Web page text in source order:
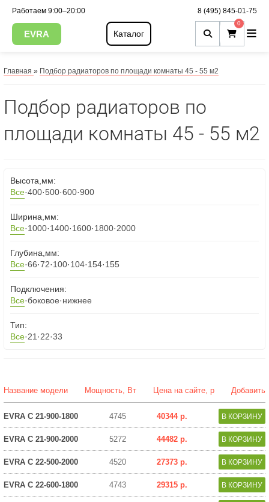
Работаем 9:00–20:00 8 (495) 845-01-75
EVRA Каталог
0
Главная » Подбор радиаторов по площади комнаты 45 - 55 м2
Подбор радиаторов по
площади комнаты 45 - 55 м2
Высота,мм:
Все·400·500·600·900
Ширина,мм:
Все·1000·1400·1600·1800·2000
Глубина,мм:
Все·66·72·100·104·154·155
Подключения:
Все·боковое·нижнее
Тип:
Все·21 ·22·33
Название модели Мощность, Вт Цена на сайте, р Добавить
EVRA C 21-900-1800 4745 40344 р.
EVRA C 21-900-2000 5272 44482 р.
EVRA C 22-500-2000 4520 27373 р.
EVRA C 22-600-1800 4743 29315 р.